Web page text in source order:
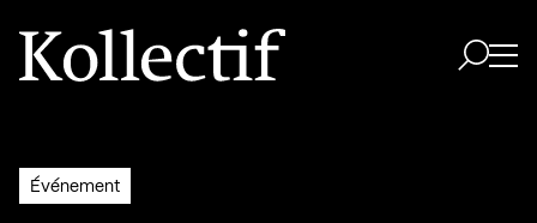
Aller à la page d'accueil
Logo Kollectif
Événement